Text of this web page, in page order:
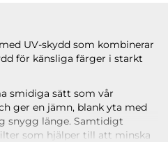
UV-skydd som kombinerar
för känsliga färger i starkt
smidiga sätt som vår
ger en jämn, blank yta med
snygg länge. Samtidigt
som hjälper till att minska